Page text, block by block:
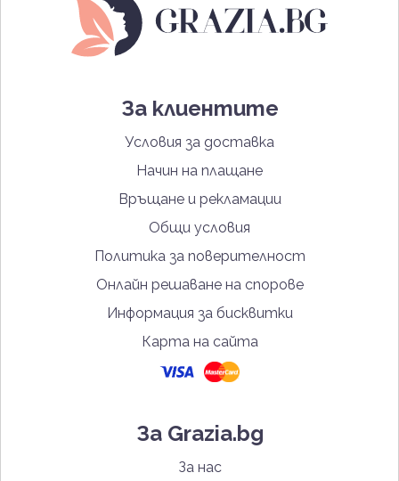
За клиентите
Условия за доставка
Начин на плащане
Връщане и рекламации
Общи условия
Политика за поверителност
Онлайн решаване на спорове
Информация за бисквитки
Карта на сайта
За Grazia.bg
За нас